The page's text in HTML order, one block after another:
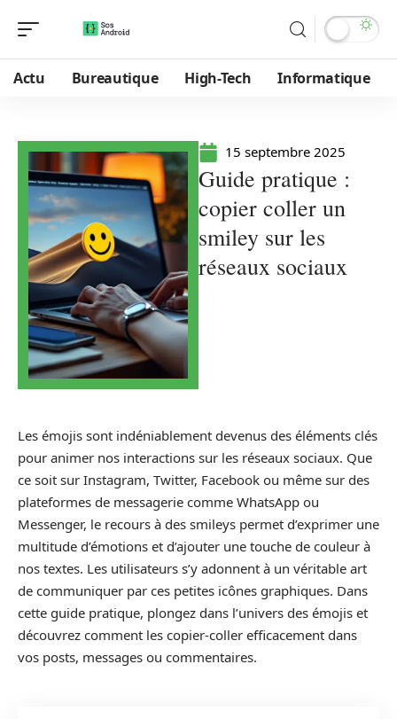
Actu Bureautique High-Tech Informatique
15 septembre 2025
Guide pratique :
copier coller un
smiley sur les
réseaux sociaux
Les émojis sont indéniablement devenus des éléments clés
pour animer nos interactions sur les réseaux sociaux. Que
ce soit sur Instagram, Twitter, Facebook ou même sur des
plateformes de messagerie comme WhatsApp ou
Messenger, le recours à des smileys permet d’exprimer une
multitude d’émotions et d’ajouter une touche de couleur à
nos textes. Les utilisateurs s’y adonnent à un véritable art
de communiquer par ces petites icônes graphiques. Dans
cette guide pratique, plongez dans l’univers des émojis et
découvrez comment les copier-coller efficacement dans
vos posts, messages ou commentaires.